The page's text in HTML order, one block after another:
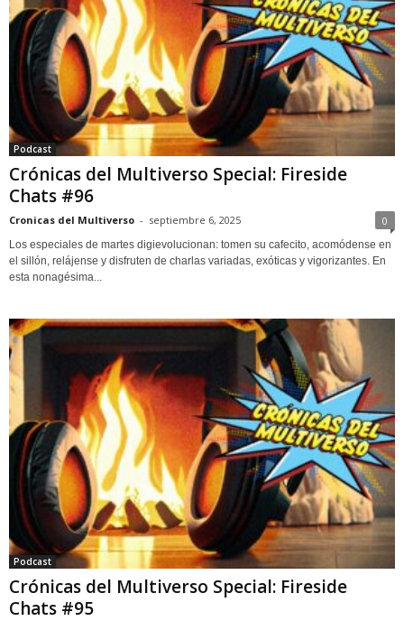
Podcast
Crónicas del Multiverso Special: Fireside
Chats #96
Cronicas del Multiverso - septiembre 6, 2025 0
Los especiales de martes digievolucionan: tomen su cafecito, acomódense en
el sillón, relájense y disfruten de charlas variadas, exóticas y vigorizantes. En
esta nonagésima...
Podcast
Crónicas del Multiverso Special: Fireside
Chats #95